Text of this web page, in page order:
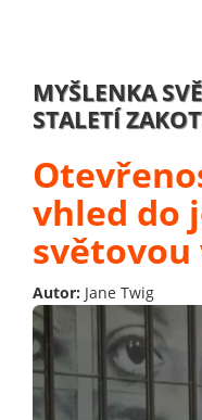
MYŠLENKA
STALETÍ
vhled do
světovou
Autor: Jane Twig